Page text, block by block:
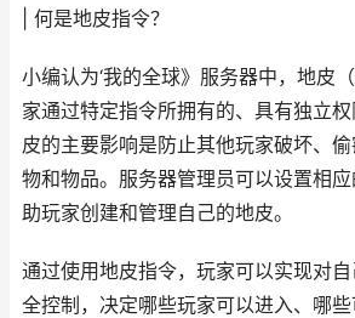
| 何是地皮指令？
小编认为‘我的全球》服务器中，地皮
家通过特定指令所拥有的、具有独立
皮的主要影响是防止其他玩家破坏、
物和物品。服务器管理员可以设置相
助玩家创建和管理自己的地皮。
通过使用地皮指令，玩家可以实现对
全控制，决定哪些玩家可以进入、哪